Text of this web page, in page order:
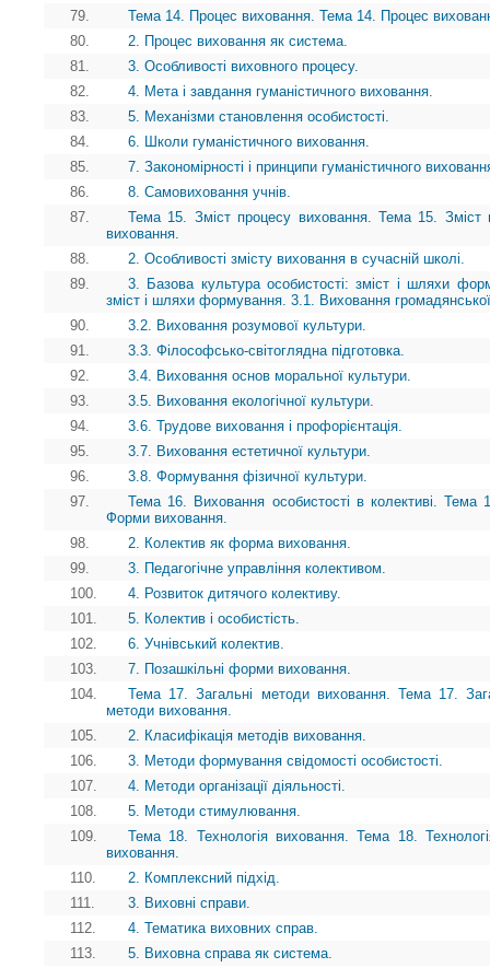
79.
Тема 14. Процес виховання. Тема 14. Процес
80.
2. Процес виховання як система.
81.
3. Особливості виховного процесу.
82.
4. Мета і завдання гуманістичного виховання.
83.
5. Механізми становлення особистості.
84.
6. Школи гуманістичного виховання.
85.
7. Закономірності і принципи гуманістичного
86.
8. Самовиховання учнів.
87.
Тема 15. Зміст процесу виховання. Тема 15. Зміст
виховання.
88.
2. Особливості змісту виховання в сучасній школі.
89.
3. Базова культура особистості: зміст і шляхи
зміст і шляхи формування. 3.1. Виховання
90.
3.2. Виховання розумової культури.
91.
3.3. Філософсько-світоглядна підготовка.
92.
3.4. Виховання основ моральної культури.
93.
3.5. Виховання екологічної культури.
94.
3.6. Трудове виховання і профорієнтація.
95.
3.7. Виховання естетичної культури.
96.
3.8. Формування фізичної культури.
97.
Тема 16. Виховання особистості в колективі. Тема
Форми виховання.
98.
2. Колектив як форма виховання.
99.
3. Педагогічне управління колективом.
100.
4. Розвиток дитячого колективу.
101.
5. Колектив і особистість.
102.
6. Учнівський колектив.
103.
7. Позашкільні форми виховання.
104.
Тема 17. Загальні методи виховання. Тема 17.
методи виховання.
105.
2. Класифікація методів виховання.
106.
3. Методи формування свідомості особистості.
107.
4. Методи організації діяльності.
108.
5. Методи стимулювання.
109.
Тема 18. Технологія виховання. Тема 18.
виховання.
110.
2. Комплексний підхід.
111.
3. Виховні справи.
112.
4. Тематика виховних справ.
113.
5. Виховна справа як система.